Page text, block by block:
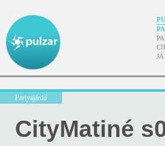
Partyajánló
CityMatiné